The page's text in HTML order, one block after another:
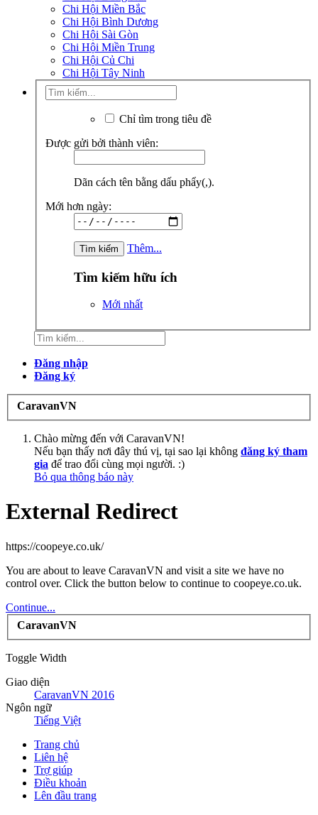
Chi Hội Miền Bắc
Chi Hội Bình Dương
Chi Hội Sài Gòn
Chi Hội Miền Trung
Chi Hội Củ Chi
Chi Hội Tây Ninh
Chỉ tìm trong tiêu đề
Được gửi bởi thành viên:
Dãn cách tên bằng dấu phẩy(,).
Mới hơn ngày:
Thêm...
Tìm kiếm hữu ích
Mới nhất
Đăng nhập
Đăng ký
CaravanVN
Chào mừng đến với CaravanVN!
Nếu bạn thấy nơi đây thú vị, tại sao lại không đăng ký tham
gia để trao đổi cùng mọi người. :)
Bỏ qua thông báo này
External Redirect
https://coopeye.co.uk/
You are about to leave CaravanVN and visit a site we have no
control over. Click the button below to continue to coopeye.co.uk.
Continue...
CaravanVN
Toggle Width
Giao diện
CaravanVN 2016
Ngôn ngữ
Tiếng Việt
Trang chủ
Liên hệ
Trợ giúp
Điều khoản
Lên đầu trang